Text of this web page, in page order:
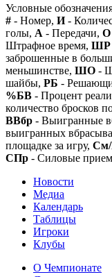
Условные
# - Номер, И-
голы, А - Передачи, О
Штрафное время, ШР
заброшенные в
меньшинстве, ШО -
шайбы, РБ -
%БВ - Процент
количество бросков
ВВбр - Выигранные
выигранных
площадке за игру,
СПр - Силовые
Новости
Медиа
Календарь
Таблицы
Игроки
Клубы
О Чемпионате